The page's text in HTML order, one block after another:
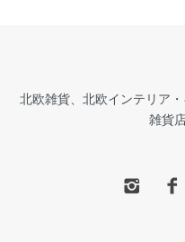
北欧雑貨、北欧インテリア
雑貨